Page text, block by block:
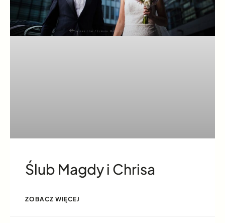
Ślub Magdy i Chrisa
ZOBACZ WIĘCEJ